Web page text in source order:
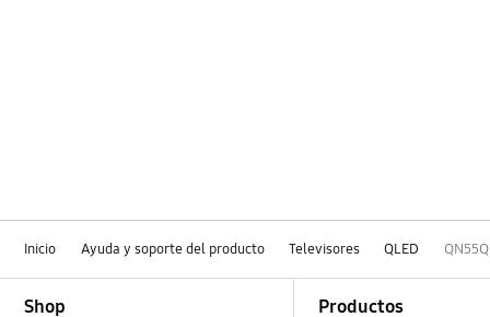
Inicio Ayuda y soporte del producto Televisores QLED
Shop Productos